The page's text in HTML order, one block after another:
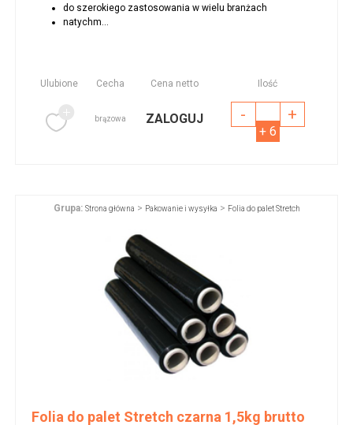
do szerokiego zastosowania w wielu branżach
natychm...
Ulubione Cecha Cena netto Ilość
brązowa ZALOGUJ - +
+ 6
Grupa: Strona główna > Pakowanie i wysyłka > Folia do palet Stretch
Folia do palet Stretch czarna 1,5kg brutto